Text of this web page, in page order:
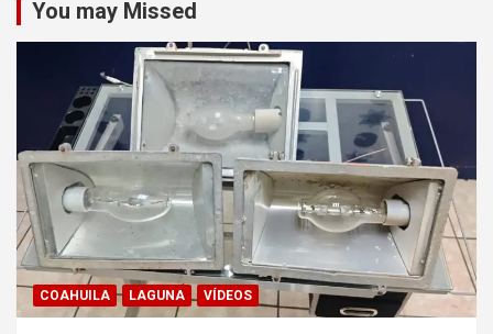
You may Missed
COAHUILA LAGUNA VÍDEOS